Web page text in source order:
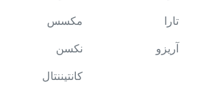
تارا
آریزو
مکسس
نکسن
کانتیننتال